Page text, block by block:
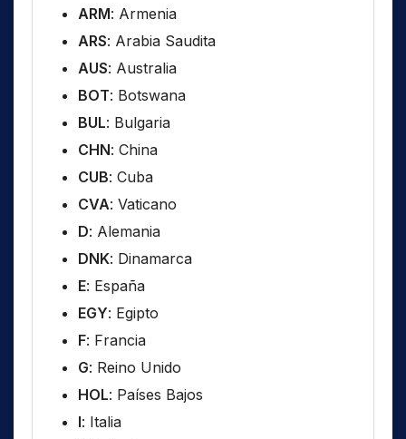
ARM: Armenia
ARS: Arabia Saudita
AUS: Australia
BOT: Botswana
BUL: Bulgaria
CHN: China
CUB: Cuba
CVA: Vaticano
D: Alemania
DNK: Dinamarca
E: España
EGY: Egipto
F: Francia
G: Reino Unido
HOL: Países Bajos
I: Italia